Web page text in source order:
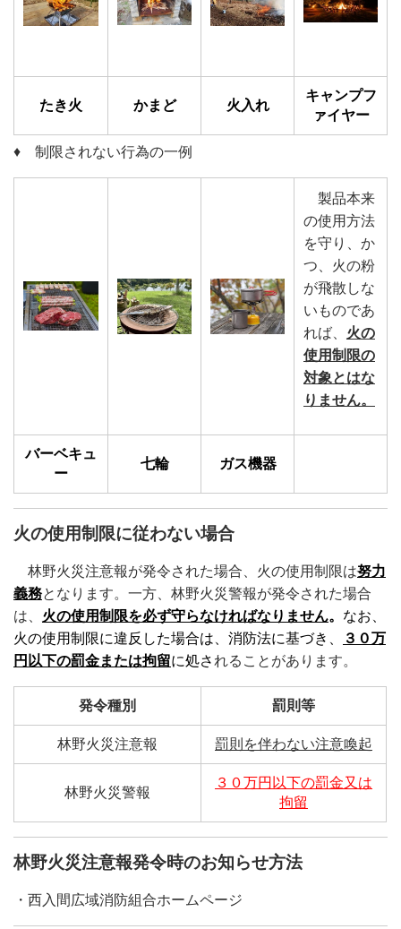
たき火 かまど 火入れ
キャンプフ
ァイヤー
♦ 制限されない行為の一例
製品本来
の使用方法
を守り、か
つ、火の粉
が飛散しな
いものであ
れば、 火の
使用制限の
対象とはな
りません。
バーベキュ
ー
七輪 ガス機器
火の使用制限に従わない場合
林野火災注意報が発令された場合、火の使用制限は努力
義務となります。一方、林野火災警報が発令された場合
は、 火の使用制限を必ず守らなければなりません。 なお、
火の使用制限に違反した場合は、 消防法に基づき、
３０万
円以下の罰金または拘留に処されることがあります。
発令種別 罰則等
林野火災注意報 罰則を伴わない注意喚起
林野火災警報
３０万円以下の罰金又は
拘留
林野火災注意報発令時のお知らせ方法
・西入間広域消防組合ホームページ